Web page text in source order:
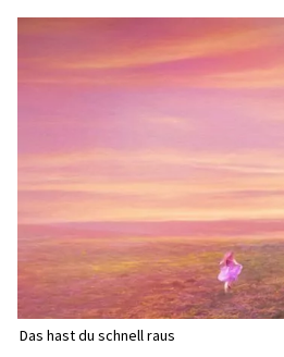
Das hast du schnell raus